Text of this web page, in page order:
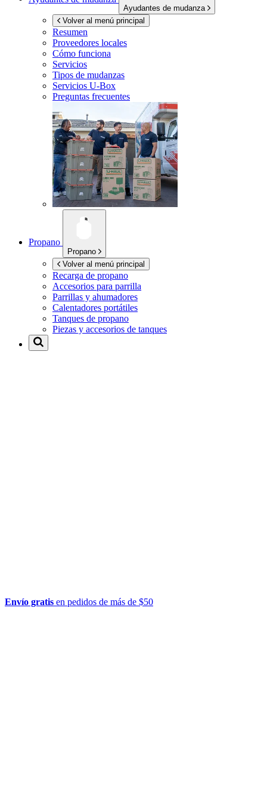
Ayudantes de mudanza
Volver al menú principal
Resumen
Proveedores locales
Cómo funciona
Servicios
Tipos de mudanzas
Servicios U-Box
Preguntas frecuentes
Propano
Propano
Volver al menú principal
Recarga de propano
Accesorios para parrilla
Parrillas y ahumadores
Calentadores portátiles
Tanques de propano
Piezas y accesorios de tanques
Envío gratis en pedidos de más de $50